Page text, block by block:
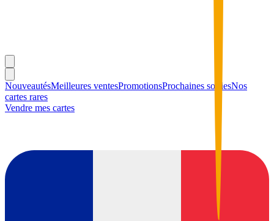
NouveautésMeilleures ventesPromotionsProchaines sortiesNos
cartes rares
Vendre mes cartes